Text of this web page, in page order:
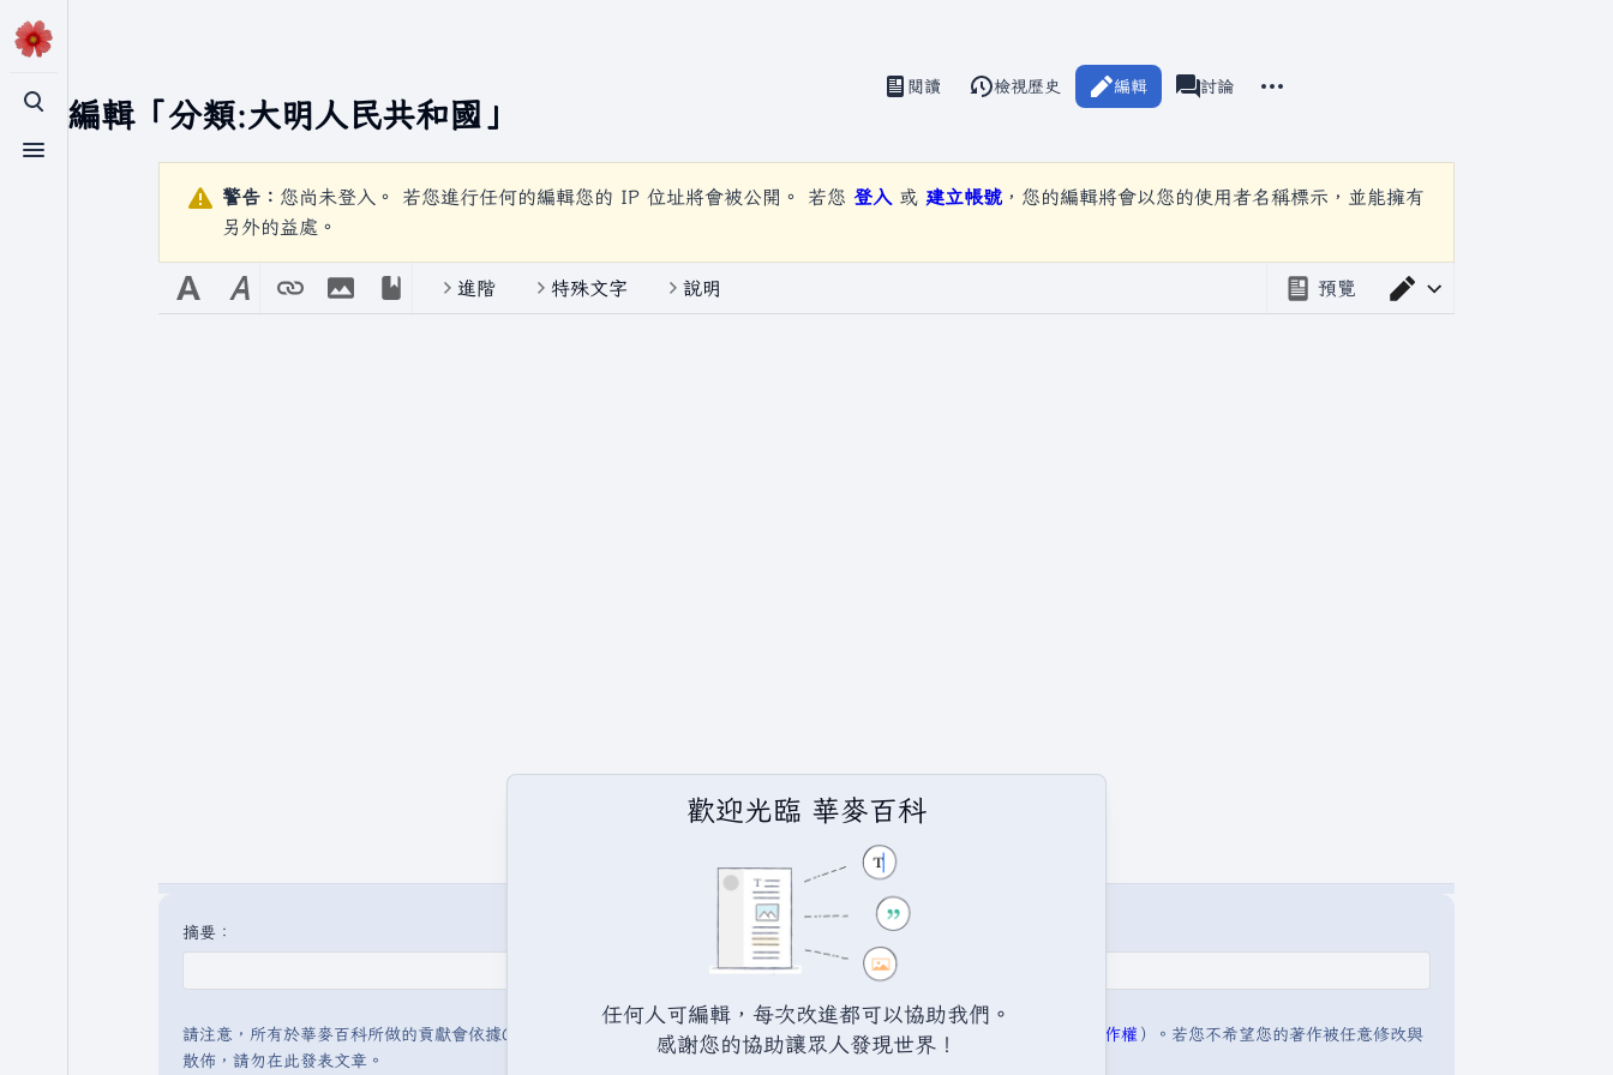
切換搜尋
切換選單
正在編輯「分類:大明人民共和國 」
視圖閱讀 編輯
檢視歷史 associated-pages
分類
討論
警告： 您尚未登入。 若您進行任何的編輯您的 IP 位址將會被公開。 若您 登入 或 建立帳號 ，您的編輯將會以您的使用者名稱標示，並能擁有
另外的益處。
預覽
切換編輯器
進階 特殊文字 說明
摘要：
請注意，所有於華麥百科所做的貢獻會依據CC BY-SA（創用CC 姓名標示─相同方式分享）授權條款發佈（詳情請見 說明:著作權 ）。若您不希望您的著作被任意修改與
散佈，請勿在此發表文章。
歡迎光臨 華麥百科
任何人可編輯，每次改進都可以協助我們。
感謝您的協助讓眾人發現世界！